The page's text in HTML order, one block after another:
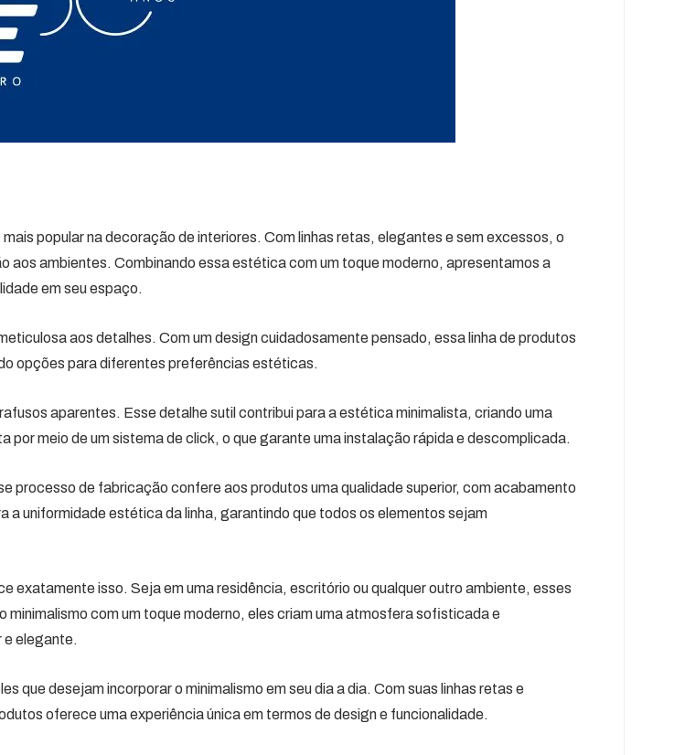
popular na decoração de interiores. Com linhas retas, elegantes e sem excessos, o
ambientes. Combinando essa estética com um toque moderno, apresentamos a
em seu espaço.
aos detalhes. Com um design cuidadosamente pensado, essa linha de produtos
opções para diferentes preferências estéticas.
aparentes. Esse detalhe sutil contribui para a estética minimalista, criando uma
meio de um sistema de click, o que garante uma instalação rápida e descomplicada.
processo de fabricação confere aos produtos uma qualidade superior, com acabamento
uniformidade estética da linha, garantindo que todos os elementos sejam
exatamente isso. Seja em uma residência, escritório ou qualquer outro ambiente, esses
com um toque moderno, eles criam uma atmosfera sofisticada e
e elegante.
que desejam incorporar o minimalismo em seu dia a dia. Com suas linhas retas e
oferece uma experiência única em termos de design e funcionalidade.